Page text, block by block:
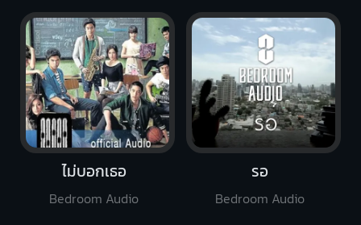
ไม่บอกเธอ
Bedroom Audio
รอ
Bedroom Audio